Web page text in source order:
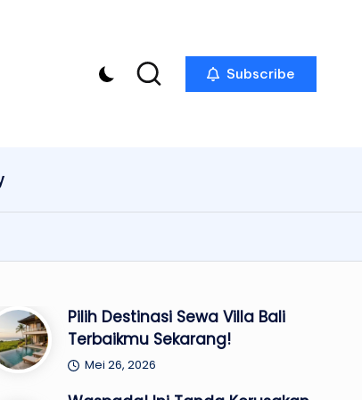
Subscribe
Pilih Destinasi Sewa Villa Bali
Terbaikmu Sekarang!
Mei 26, 2026